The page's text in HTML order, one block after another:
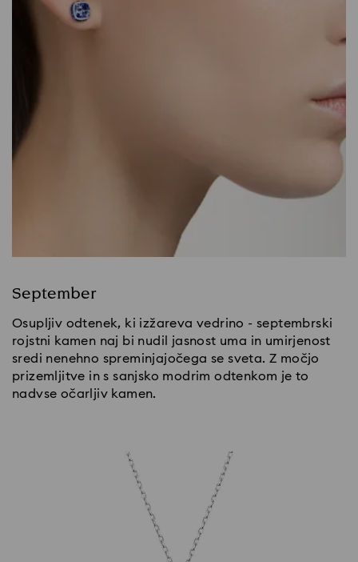
September
Osupljiv odtenek, ki izžareva vedrino - septembrski
rojstni kamen naj bi nudil jasnost uma in umirjenost
sredi nenehno spreminjajočega se sveta. Z močjo
prizemljitve in s sanjsko modrim odtenkom je to
nadvse očarljiv kamen.